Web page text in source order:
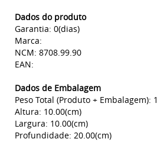
Dados do produto
Garantia: 0(dias)
Marca:
NCM: 8708.99.90
EAN:
Dados de Embalagem
Peso Total (Produto + Embalagem):
Altura: 10.00(cm)
Largura: 10.00(cm)
Profundidade: 20.00(cm)